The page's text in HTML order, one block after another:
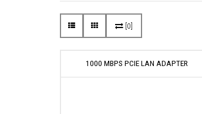
[0]
1000 MBPS PCIE LAN ADAPTER